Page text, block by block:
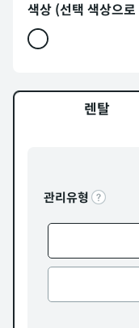
색상 (선택 색상으
렌탈
관리유형